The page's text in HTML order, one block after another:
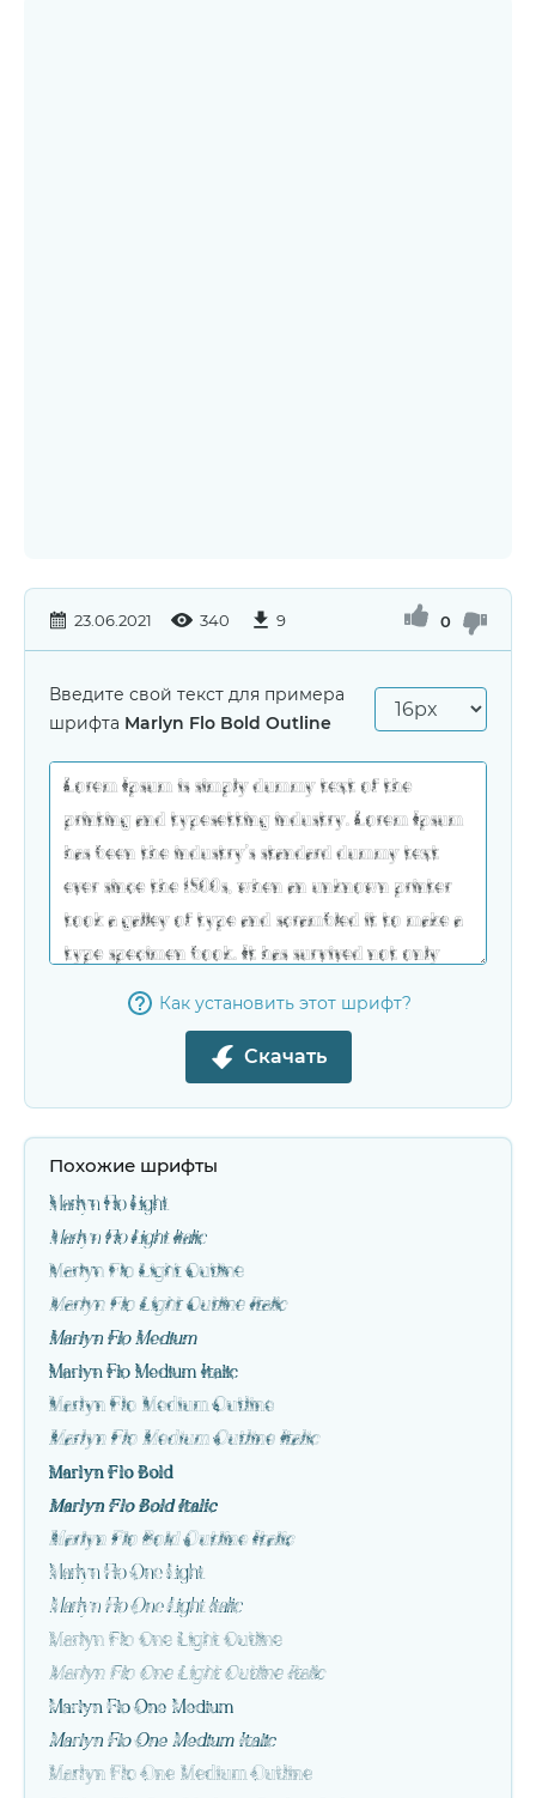
23.06.2021 340 9 0
Введите свой текст для примера
шрифта Marlyn Flo Bold Outline
Как установить этот шрифт?
Скачать
Похожие шрифты
Marlyn Flo Light
Marlyn Flo Light Italic
Marlyn Flo Light Outline
Marlyn Flo Light Outline Italic
Marlyn Flo Medium
Marlyn Flo Medium Italic
Marlyn Flo Medium Outline
Marlyn Flo Medium Outline Italic
Marlyn Flo Bold
Marlyn Flo Bold Italic
Marlyn Flo Bold Outline Italic
Marlyn Flo One Light
Marlyn Flo One Light Italic
Marlyn Flo One Light Outline
Marlyn Flo One Light Outline Italic
Marlyn Flo One Medium
Marlyn Flo One Medium Italic
Marlyn Flo One Medium Outline